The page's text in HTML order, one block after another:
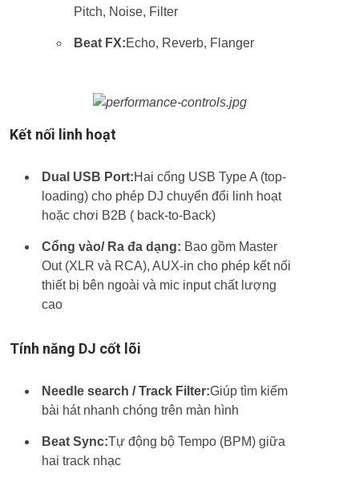
Pitch, Noise, Filter
Beat FX:Echo, Reverb, Flanger
Kết nối linh hoạt
Dual USB Port:Hai cổng USB Type A (top-
loading) cho phép DJ chuyển đổi linh hoạt
hoặc chơi B2B ( back-to-Back)
Cổng vào/ Ra đa dạng: Bao gồm Master
Out (XLR và RCA), AUX-in cho phép kết nối
thiết bị bên ngoài và mic input chất lượng
cao
Tính năng DJ cốt lõi
Needle search / Track Filter:Giúp tìm kiếm
bài hát nhanh chóng trên màn hình
Beat Sync:Tự động bộ Tempo (BPM) giữa
hai track nhạc